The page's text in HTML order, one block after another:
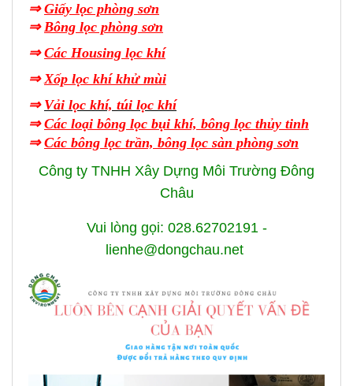
⇒Giấy lọc phòng sơn
⇒Bông lọc phòng sơn
⇒Các Housing lọc khí
⇒Xốp lọc khí khử mùi
⇒ Vải lọc khí, túi lọc khí
⇒Các loại bông lọc bụi khí, bông lọc thủy tinh
⇒Các bông lọc trần, bông lọc sàn phòng sơn
Công ty TNHH Xây Dựng Môi Trường Đông
Châu
Vui lòng gọi: 028.62702191 -
lienhe@dongchau.net